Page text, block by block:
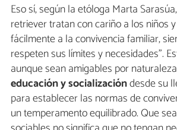
Eso sí, según la etóloga Marta
retriever tratan con cariño a los niños
fácilmente a la convivencia familiar,
respeten sus límites y necesidades".
aunque sean amigables por
educación y socializacióndesde su
para establecer las normas de
un temperamento equilibrado. Que